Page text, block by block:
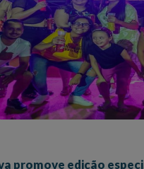
promove edição